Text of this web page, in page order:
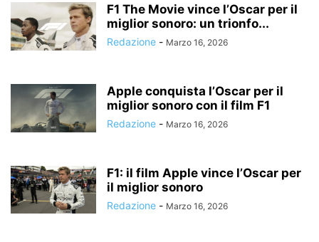
F1 The Movie vince l’Oscar per il
miglior sonoro: un trionfo...
Redazione - Marzo 16, 2026
Apple conquista l’Oscar per il
miglior sonoro con il film F1
Redazione - Marzo 16, 2026
F1: il film Apple vince l’Oscar per
il miglior sonoro
Redazione - Marzo 16, 2026